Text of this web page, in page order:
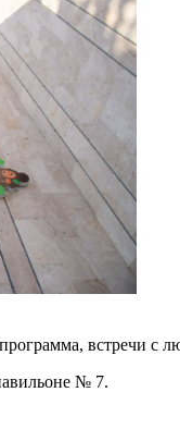
программа,
№ 7.